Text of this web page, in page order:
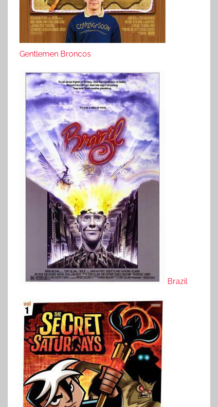
Gentlemen Broncos
Brazil